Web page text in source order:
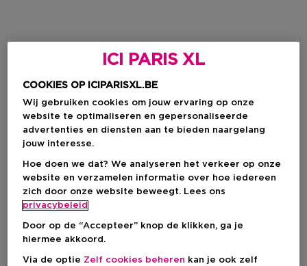
ICI PARIS XL
COOKIES OP ICIPARISXL.BE
Wij gebruiken cookies om jouw ervaring op onze
website te optimaliseren en gepersonaliseerde
advertenties en diensten aan te bieden naargelang
jouw interesse.
Hoe doen we dat? We analyseren het verkeer op onze
website en verzamelen informatie over hoe iedereen
zich door onze website beweegt. Lees ons
privacybeleid
Door op de “Accepteer” knop de klikken, ga je
hiermee akkoord.
Via de optie Zelf cookies beheren kan je ook zelf